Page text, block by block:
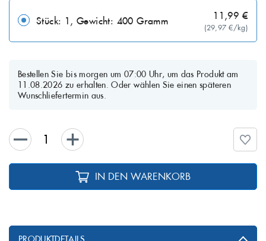
Stück: 1, Gewicht: 400 Gramm
(29,97 €/kg)
11,99 €
Bestellen Sie bis morgen um 07:00 Uhr, um das Produkt am
11.08.2026 zu erhalten. Oder wählen Sie einen späteren
Wunschliefertermin aus.
IN DEN WARENKORB